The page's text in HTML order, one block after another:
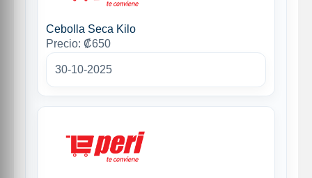
Cebolla Seca Kilo
Precio: ₡650
30-10-2025